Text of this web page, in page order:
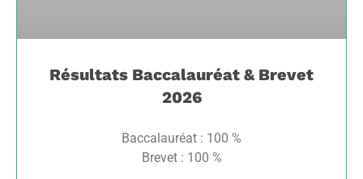
Résultats Baccalauréat & Brevet
2026
Baccalauréat : 100 %
Brevet : 100 %